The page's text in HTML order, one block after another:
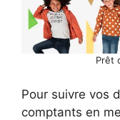
Prêt
Pour suivre vos
comptants en